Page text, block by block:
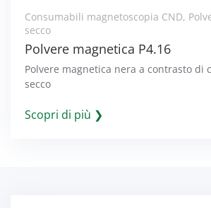
Consumabili magnetoscopia CND,
secco
Polvere magnetica P4.16
Polvere magnetica nera a contrasto di
secco
Scopri di più ❯